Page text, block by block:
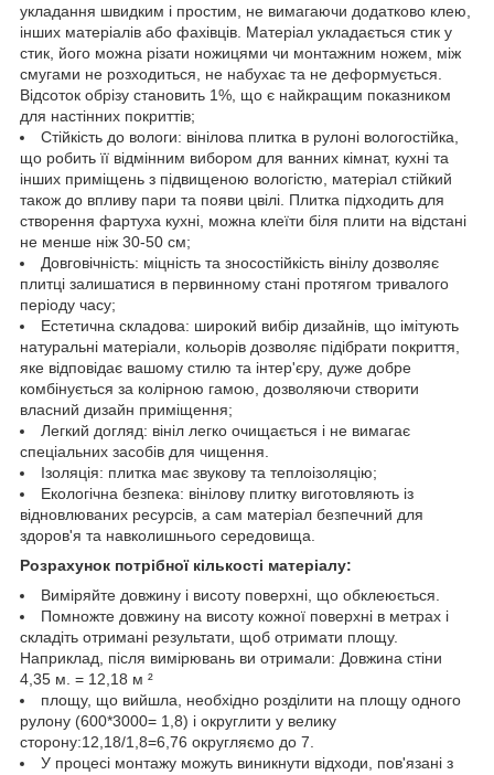
укладання швидким і простим, не вимагаючи додатково клею,
інших матеріалів або фахівців. Матеріал укладається стик у
стик, його можна різати ножицями чи монтажним ножем, між
смугами не розходиться, не набухає та не деформується.
Відсоток обрізу становить 1%, що є найкращим показником
для настінних покриттів;
Стійкість до вологи: вінілова плитка в рулоні вологостійка,
що робить її відмінним вибором для ванних кімнат, кухні та
інших приміщень з підвищеною вологістю, матеріал стійкий
також до впливу пари та появи цвілі. Плитка підходить для
створення фартуха кухні, можна клеїти біля плити на відстані
не менше ніж 30-50 см;
Довговічність: міцність та зносостійкість вінілу дозволяє
плитці залишатися в первинному стані протягом тривалого
періоду часу;
Естетична складова: широкий вибір дизайнів, що імітують
натуральні матеріали, кольорів дозволяє підібрати покриття,
яке відповідає вашому стилю та інтер'єру, дуже добре
комбінується за колірною гамою, дозволяючи створити
власний дизайн приміщення;
Легкий догляд: вініл легко очищається і не вимагає
спеціальних засобів для чищення.
Ізоляція: плитка має звукову та теплоізоляцію;
Екологічна безпека: вінілову плитку виготовляють із
відновлюваних ресурсів, а сам матеріал безпечний для
здоров'я та навколишнього середовища.
Розрахунок потрібної кількості матеріалу:
Виміряйте довжину і висоту поверхні, що обклеюється.
Помножте довжину на висоту кожної поверхні в метрах і
складіть отримані результати, щоб отримати площу.
Наприклад, після вимірювань ви отримали: Довжина стіни
4,35 м. = 12,18 м ²
площу, що вийшла, необхідно розділити на площу одного
рулону (600*3000= 1,8) і округлити у велику
сторону:12,18/1,8=6,76 округляємо до 7.
У процесі монтажу можуть виникнути відходи, пов'язані з